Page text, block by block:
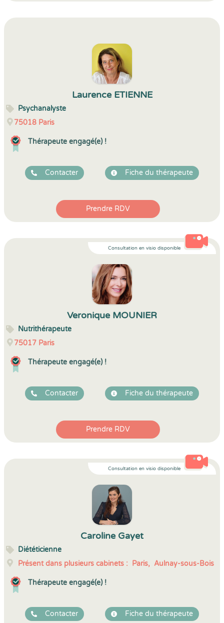
Laurence ETIENNE
Psychanalyste
75018 Paris
Thérapeute engagé(e) !
Contacter Fiche du thérapeute
Prendre RDV
Consultation en visio disponible
Veronique MOUNIER
Nutrithérapeute
75017 Paris
Thérapeute engagé(e) !
Contacter Fiche du thérapeute
Prendre RDV
Consultation en visio disponible
Caroline Gayet
Diététicienne
Présent dans plusieurs cabinets : Paris, Aulnay-sous-Bois
Thérapeute engagé(e) !
Contacter Fiche du thérapeute